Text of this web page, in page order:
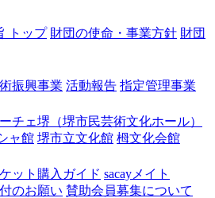
トップ 財団の使命・事業方針 財団
振興事業 活動報告 指定管理事業
チェ堺（堺市民芸術文化ホール）
ャ館 堺市立文化館 栂文化会館
ット購入ガイド sacayメイト
のお願い 賛助会員募集について